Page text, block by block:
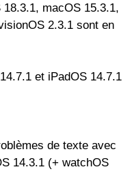
macOS 15.3.1,
2.3.1 sont en
et iPadOS 14.7.1
de texte avec
14.3.1 (+ watchOS